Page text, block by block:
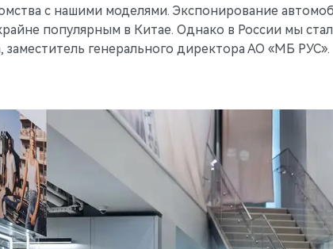
с нашими моделями. Экспонирование
популярным в Китае. Однако в России мы
генерального директора АО «МБ РУС».